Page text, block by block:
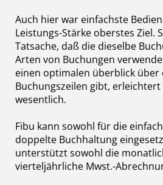
Auch hier war einfachste
Leistungs-Stärke oberstes Ziel.
Tatsache, daß die dieselbe
Arten von Buchungen
einen optimalen überblick über
Buchungszeilen gibt,
wesentlich.
Fibu kann sowohl für die
doppelte Buchhaltung
unterstützt sowohl die
vierteljährliche Mwst.-